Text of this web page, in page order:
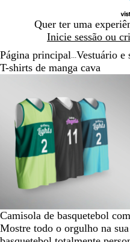
Quer ter uma
Inicie sessão ou
Diapositivo
1
Página principal Vestuário e
T-shirts de manga cava
mínimo
expandir
teclas
de
menos
e
mais
para
fazer
e
as
teclas
Camisola de basquetebol
Mostre todo o orgulho na